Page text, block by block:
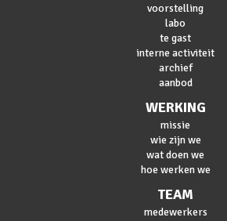
voorstelling
labo
te gast
interne activiteit
archief
aanbod
WERKING
missie
wie zijn we
wat doen we
hoe werken we
TEAM
medewerkers